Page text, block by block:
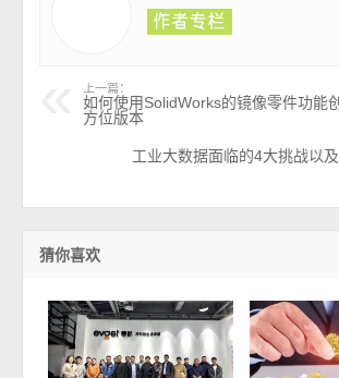
上一篇：
如何使用SolidWorks的镜像零件功能
方位版本
工业大数据面临的4大挑战以
猜你喜欢